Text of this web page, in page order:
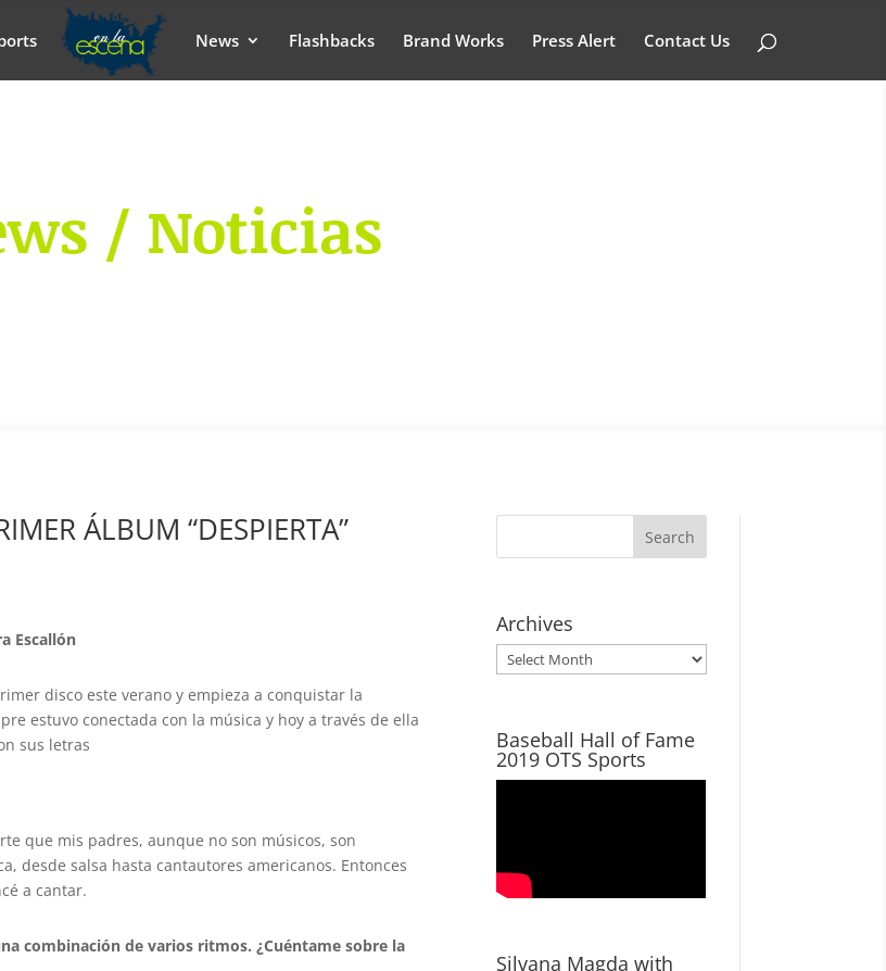
News Flashbacks Brand Works Press Alert Contact Us
/ Noticias
ÁLBUM “DESPIERTA”
Escallón
disco este verano y empieza a conquistar la
estuvo conectada con la música y hoy a través de ella
sus letras
que mis padres, aunque no son músicos, son
desde salsa hasta cantautores americanos. Entonces
a cantar.
combinación de varios ritmos. ¿Cuéntame sobre la
Archives
Archives
Baseball Hall of Fame
2019 OTS Sports
Silvana Magda with